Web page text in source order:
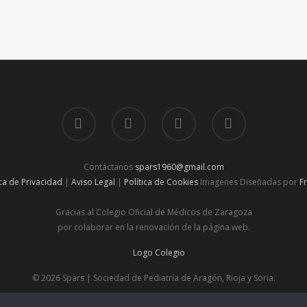
Contáctanos spars1960@gmail.com
de Privacidad | Aviso Legal | Política de Cookies Imagenes Diseñadas por
Gracias al Colegio Oficial de Médicos de Zaragoza
por colaborar en la renovación de la página web.
© 2026 Spars | Sociedad de Pediatría de Aragón, Rioja y Soria.